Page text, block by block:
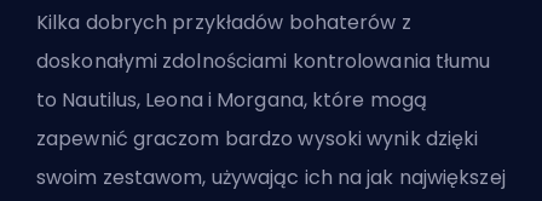
Kilka dobrych przykładów bohaterów z
doskonałymi zdolnościami kontrolowania tłumu
to Nautilus, Leona i Morgana, które mogą
zapewnić graczom bardzo wysoki wynik dzięki
swoim zestawom, używając ich na jak największej